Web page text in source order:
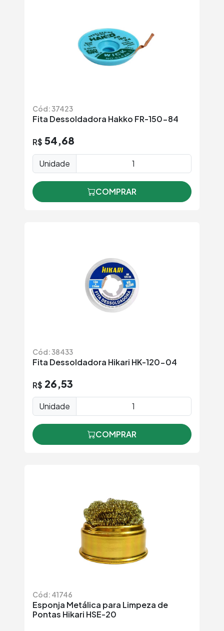
Cód: 37423
Fita Dessoldadora Hakko FR-150-84
R$ 54,68
Unidade
COMPRAR
Cód: 38433
Fita Dessoldadora Hikari HK-120-04
R$ 26,53
Unidade
COMPRAR
Cód: 41746
Esponja Metálica para Limpeza de
Pontas Hikari HSE-20